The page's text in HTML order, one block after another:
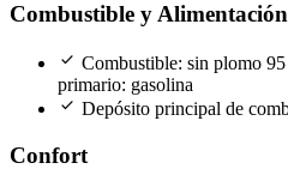
Combustible y
check Combustible: sin plomo
primario: gasolina
check Depósito principal de
Confort